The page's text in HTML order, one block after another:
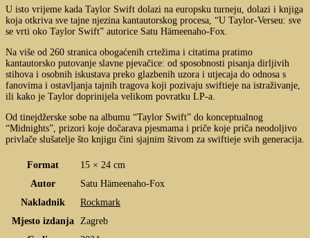
U isto vrijeme kada Taylor Swift dolazi na europsku turneju, dolazi i knjiga
koja otkriva sve tajne njezina kantautorskog procesa, “U Taylor-Verseu: sve
se vrti oko Taylor Swift” autorice Satu Hämeenaho-Fox.
Na više od 260 stranica obogaćenih crtežima i citatima pratimo
kantautorsko putovanje slavne pjevačice: od sposobnosti pisanja dirljivih
stihova i osobnih iskustava preko glazbenih uzora i utjecaja do odnosa s
fanovima i ostavljanja tajnih tragova koji pozivaju swiftieje na istraživanje,
ili kako je Taylor doprinijela velikom povratku LP-a.
Od tinejdžerske sobe na albumu “Taylor Swift” do konceptualnog
“Midnights”, prizori koje dočarava pjesmama i priče koje priča neodoljivo
privlače slušatelje što knjigu čini sjajnim štivom za swiftieje svih generacija.
Format
15 × 24 cm
Autor
Satu Hämeenaho-Fox
Nakladnik
Rockmark
Mjesto izdanja
Zagreb